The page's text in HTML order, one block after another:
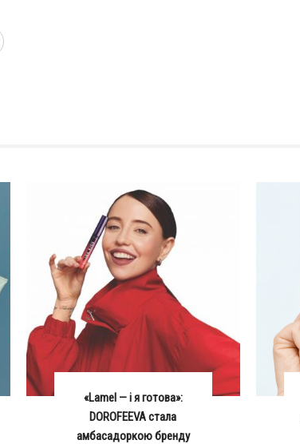
«Lamel — і я готова»:
DOROFEEVA стала
амбасадоркою бренду